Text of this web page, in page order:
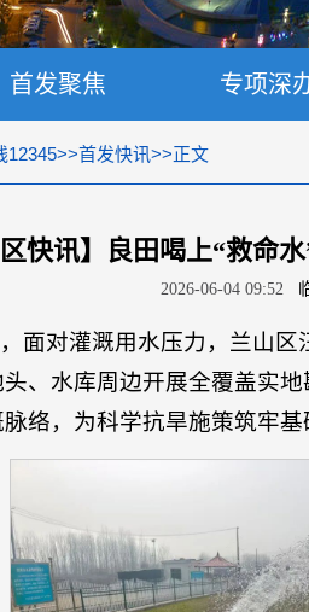
首发聚焦 专项深
12345>>首发快讯>>正文
区快讯】良田喝上“救命
2026-06-04 09:52
面对灌溉用水压力，兰山
、水库周边开展全覆盖实
络，为科学抗旱施策筑牢基